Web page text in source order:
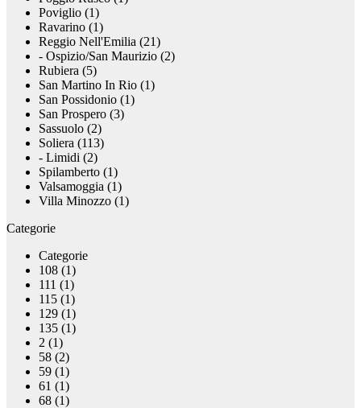
Poviglio (1)
Ravarino (1)
Reggio Nell'Emilia (21)
- Ospizio/San Maurizio (2)
Rubiera (5)
San Martino In Rio (1)
San Possidonio (1)
San Prospero (3)
Sassuolo (2)
Soliera (113)
- Limidi (2)
Spilamberto (1)
Valsamoggia (1)
Villa Minozzo (1)
Categorie
Categorie
108 (1)
111 (1)
115 (1)
129 (1)
135 (1)
2 (1)
58 (2)
59 (1)
61 (1)
68 (1)